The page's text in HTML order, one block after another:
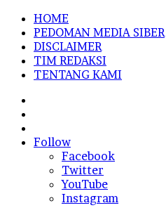
HOME
PEDOMAN MEDIA SIBER
DISCLAIMER
TIM REDAKSI
TENTANG KAMI
In
Follow
Facebook
Twitter
YouTube
Instagram